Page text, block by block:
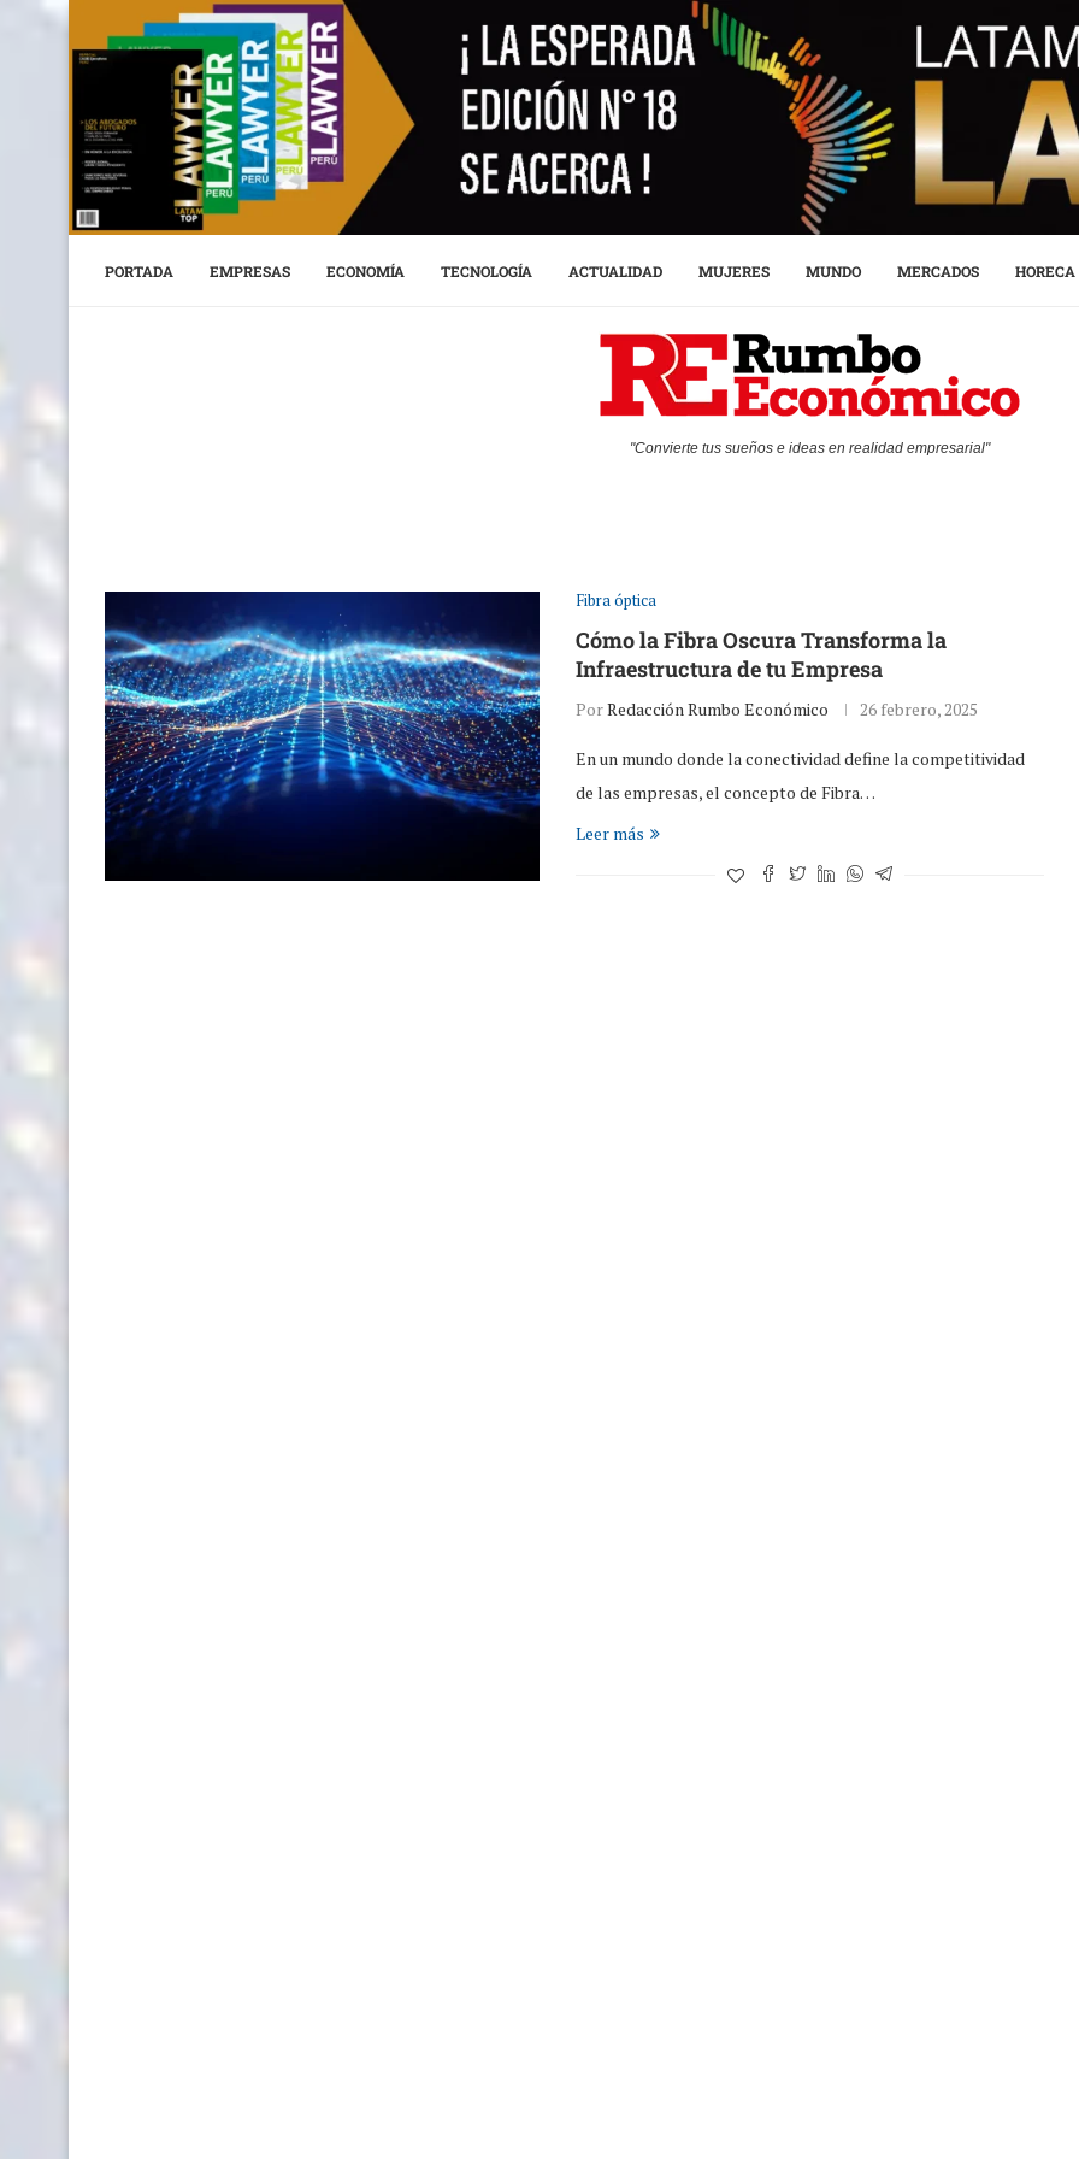
PORTADA EMPRESAS ECONOMÍA TECNOLOGÍA ACTUALIDAD MUJERES MUNDO MERCADOS HORECA
"Convierte tus sueños e ideas en realidad empresarial"
Fibra óptica
Cómo la Fibra Oscura Transforma la
Infraestructura de tu Empresa
PorRedacción Rumbo Económico 26 febrero, 2025
En un mundo donde la conectividad define la competitividad
de las empresas, el concepto de Fibra…
Leer más